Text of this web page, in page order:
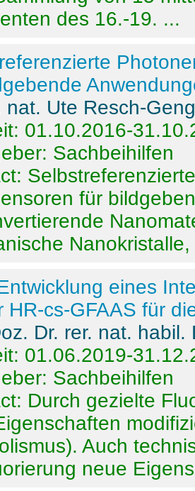
des 16.-19. ...
nat. Ute Resch-
01.10.2016-
Sachbeihilfen
für
eines
HR-cs-GFAAS für
Dr. rer. nat.
01.06.2019-
Sachbeihilfen
Durch gezielte
Auch
neue